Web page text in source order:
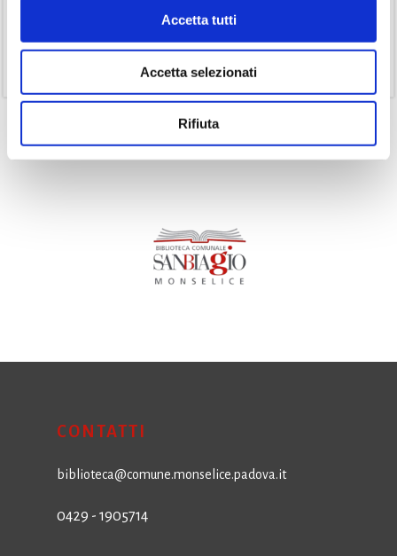
Accetta tutti
Accetta selezionati
Rifiuta
Senza categoria(1)
CONTATTI
biblioteca@comune.monselice.padova.it
0429 - 1905714